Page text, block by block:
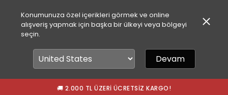
Konumunuza özel içerikleri görmek ve online
alışveriş yapmak için başka bir ülkeyi veya bölgeyi
seçin.
Devam
🚚 2.000 TL ÜZERI ÜCRETSIZ KARGO!